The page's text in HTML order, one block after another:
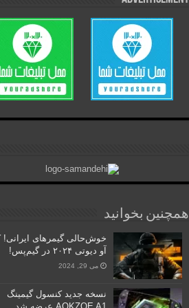
همچنین بخوانید
خوش‌حالی گیمرهای ایرانی!
آو دیوتی ۲۰۲۴ در گیم‌پس!
می 29, 2024
نسخه جدید کنسول گیمینگ